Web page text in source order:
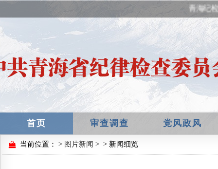
青海纪检
首页 审查调查 党风政风
当前位置： > 图片新闻 > > 新闻细览